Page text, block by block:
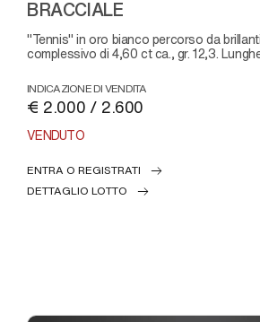
BRACCIALE
"tennis" in oro bianco percorso da brillanti del peso
complessivo di 4,60 ct ca., gr. 12,3.
INDICAZIONE DI VENDITA
€ 2.000 / 2.600
VENDUTO
ENTRA O REGISTRATI
DETTAGLIO LOTTO